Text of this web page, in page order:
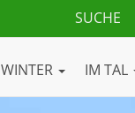
WINTER IM TAL